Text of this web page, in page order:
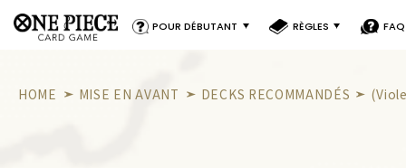
POUR DÉBUTANT RÈGLES FAQ
HOME MISE EN AVANT DECKS RECOMMANDÉS